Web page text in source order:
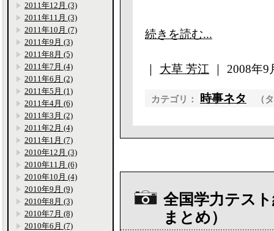
続きを読む...
大草 芳江 ｜ 2008年
カテゴリ： 時事ネタ （
全国学力テス
まとめ）
2011年12月 (3)
2011年11月 (3)
2011年10月 (7)
2011年9月 (3)
2011年8月 (5)
2011年7月 (4)
2011年6月 (2)
2011年5月 (1)
2011年4月 (6)
2011年3月 (2)
2011年2月 (4)
2011年1月 (7)
2010年12月 (3)
2010年11月 (6)
2010年10月 (4)
2010年9月 (9)
2010年8月 (3)
2010年7月 (8)
2010年6月 (7)